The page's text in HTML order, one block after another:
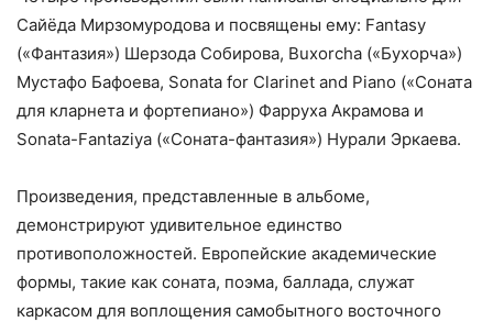
Сайёда Мирзомуродова и посвящены ему: Fantasy
(«Фантазия») Шерзода Собирова, Buxorcha («Бухорча»)
Мустафо Бафоева, Sonata for Clarinet and Piano («Соната
для кларнета и фортепиано») Фарруха Акрамова и
Sonata-Fantaziya («Соната-фантазия») Нурали Эркаева.
Произведения, представленные в альбоме,
демонстрируют удивительное единство
противоположностей. Европейские академические
формы, такие как соната, поэма, баллада, служат
каркасом для воплощения самобытного восточного